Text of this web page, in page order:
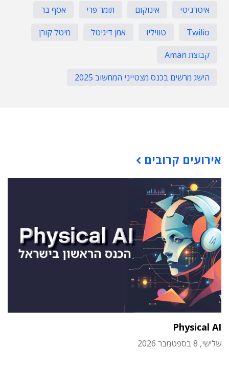
איטרניטי אינוקום תומר פרי
אסף בר
Twilio
טוויליו אמן דיגיטל
מיטל קורן
קבוצת Aman
הישג מרשים בכנס מצטייני המחשוב 2025
אירועים קרובים
Physical AI
שלישי, 8 בספטמבר 2026